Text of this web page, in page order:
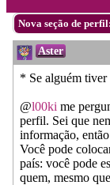
Nova seção de
Aster
* Se alguém tiver
@l00ki me
perfil. Sei que
informação,
Você pode
país: você pode
quem, mesmo